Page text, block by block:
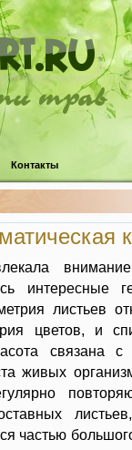
трав
Контакты
интересные
листьев
цветов, и
связана с
живых
частью